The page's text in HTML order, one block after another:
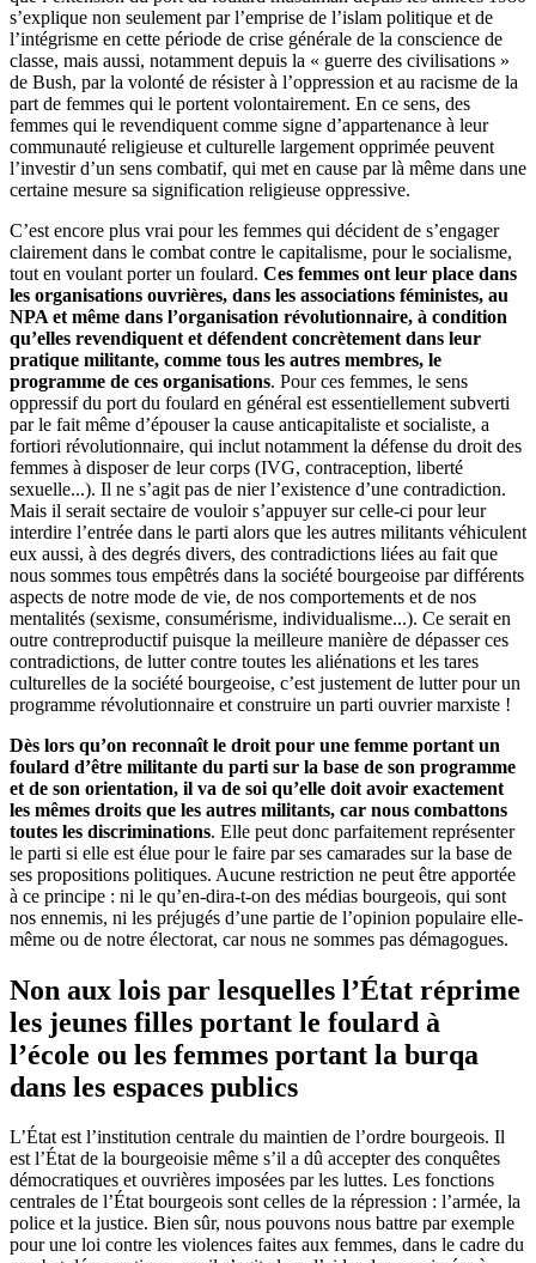
s’explique non seulement par l’emprise de l’islam politique et de
l’intégrisme en cette période de crise générale de la conscience de
classe, mais aussi, notamment depuis la « guerre des civilisations »
de Bush, par la volonté de résister à l’oppression et au racisme de la
part de femmes qui le portent volontairement. En ce sens, des
femmes qui le revendiquent comme signe d’appartenance à leur
communauté religieuse et culturelle largement opprimée peuvent
l’investir d’un sens combatif, qui met en cause par là même dans une
certaine mesure sa signification religieuse oppressive.
C’est encore plus vrai pour les femmes qui décident de s’engager
clairement dans le combat contre le capitalisme, pour le socialisme,
tout en voulant porter un foulard. Ces femmes ont leur place dans
les organisations ouvrières, dans les associations féministes, au
NPA et même dans l’organisation révolutionnaire, à condition
qu’elles revendiquent et défendent concrètement dans leur
pratique militante, comme tous les autres membres, le
programme de ces organisations. Pour ces femmes, le sens
oppressif du port du foulard en général est essentiellement subverti
par le fait même d’épouser la cause anticapitaliste et socialiste, a
fortiori révolutionnaire, qui inclut notamment la défense du droit des
femmes à disposer de leur corps (IVG, contraception, liberté
sexuelle...). Il ne s’agit pas de nier l’existence d’une contradiction.
Mais il serait sectaire de vouloir s’appuyer sur celle-ci pour leur
interdire l’entrée dans le parti alors que les autres militants véhiculent
eux aussi, à des degrés divers, des contradictions liées au fait que
nous sommes tous empêtrés dans la société bourgeoise par différents
aspects de notre mode de vie, de nos comportements et de nos
mentalités (sexisme, consumérisme, individualisme...). Ce serait en
outre contreproductif puisque la meilleure manière de dépasser ces
contradictions, de lutter contre toutes les aliénations et les tares
culturelles de la société bourgeoise, c’est justement de lutter pour un
programme révolutionnaire et construire un parti ouvrier marxiste !
Dès lors qu’on reconnaît le droit pour une femme portant un
foulard d’être militante du parti sur la base de son programme
et de son orientation, il va de soi qu’elle doit avoir exactement
les mêmes droits que les autres militants, car nous combattons
toutes les discriminations. Elle peut donc parfaitement représenter
le parti si elle est élue pour le faire par ses camarades sur la base de
ses propositions politiques. Aucune restriction ne peut être apportée
à ce principe : ni le qu’en-dira-t-on des médias bourgeois, qui sont
nos ennemis, ni les préjugés d’une partie de l’opinion populaire elle-
même ou de notre électorat, car nous ne sommes pas démagogues.
Non aux lois par lesquelles l’État réprime
les jeunes filles portant le foulard à
l’école ou les femmes portant la burqa
dans les espaces publics
L’État est l’institution centrale du maintien de l’ordre bourgeois. Il
est l’État de la bourgeoisie même s’il a dû accepter des conquêtes
démocratiques et ouvrières imposées par les luttes. Les fonctions
centrales de l’État bourgeois sont celles de la répression : l’armée, la
police et la justice. Bien sûr, nous pouvons nous battre par exemple
pour une loi contre les violences faites aux femmes, dans le cadre du